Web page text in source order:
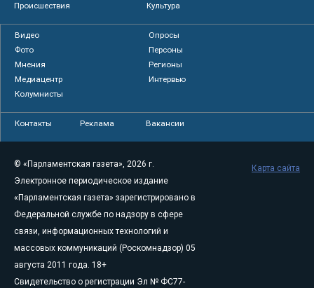
Происшествия
Культура
Видео
Опросы
Фото
Персоны
Мнения
Регионы
Медиацентр
Интервью
Колумнисты
Контакты Реклама Вакансии
© «Парламентская газета», 2026 г.
Электронное периодическое издание
«Парламентская газета» зарегистрировано в
Федеральной службе по надзору в сфере
связи, информационных технологий и
массовых коммуникаций (Роскомнадзор) 05
августа 2011 года. 18+
Свидетельство о регистрации Эл № ФС77-
Карта сайта